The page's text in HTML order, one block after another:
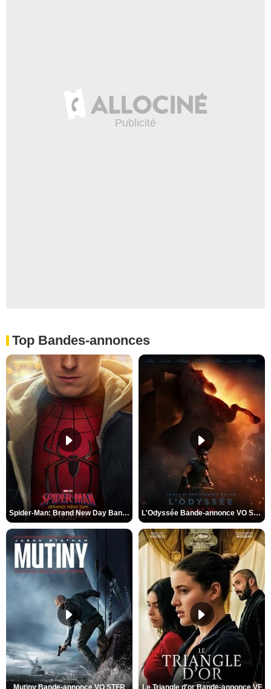
Top Bandes-annonces
Spider-Man: Brand New Day Bande-annonce VO STFR L'Odyssée Bande-annonce VO STFR